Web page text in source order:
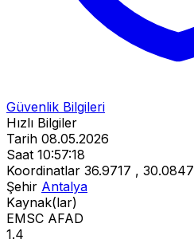
Güvenlik Bilgileri
Hızlı Bilgiler
Tarih 08.05.2026
Saat 10:57:18
Koordinatlar 36.9717 , 30.0847
Şehir Antalya
Kaynak(lar)
EMSC AFAD
1.4